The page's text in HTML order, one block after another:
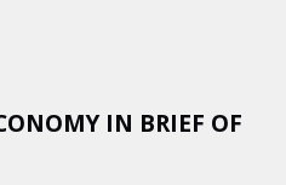
IN BRIEF OF